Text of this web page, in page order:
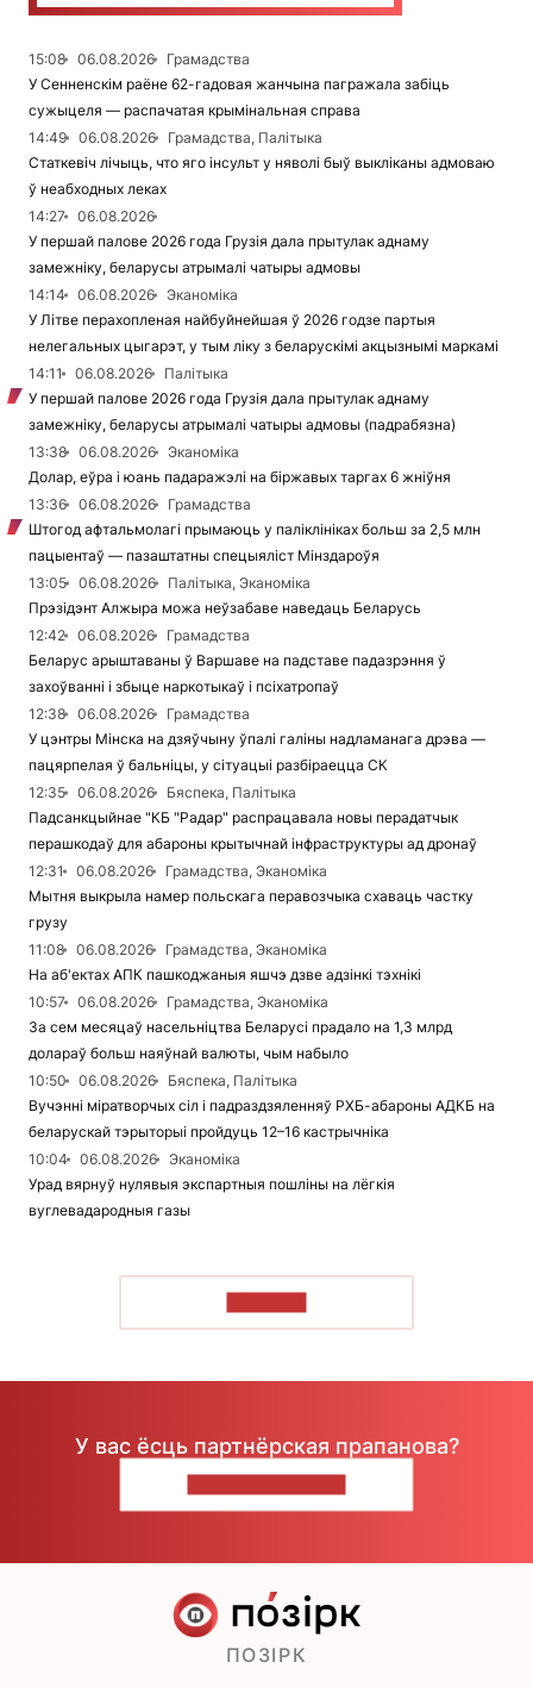
15:08 06.08.2026
Грамадства
У Сенненскім раёне 62-гадовая жанчына пагражала забіць
сужыцеля — распачатая крымінальная справа
14:49
06.08.2026
Грамадства, Палітыка
Статкевіч лічыць, что яго інсульт у няволі быў выкліканы адмоваю
ў неабходных леках
14:27
06.08.2026
У першай палове 2026 года Грузія дала прытулак аднаму
замежніку, беларусы атрымалі чатыры адмовы
14:14
06.08.2026
Эканоміка
У Літве перахопленая найбуйнейшая ў 2026 годзе партыя
нелегальных цыгарэт, у тым ліку з беларускімі акцызнымі маркамі
14:11
06.08.2026
Палітыка
У першай палове 2026 года Грузія дала прытулак аднаму
замежніку, беларусы атрымалі чатыры адмовы (падрабязна)
13:38
06.08.2026
Эканоміка
Долар, еўра і юань падаражэлі на біржавых таргах 6 жніўня
13:36
06.08.2026
Грамадства
Штогод афтальмолагі прымаюць у паліклініках больш за 2,5 млн
пацыентаў — пазаштатны спецыяліст Мінздароўя
13:05
06.08.2026
Палітыка, Эканоміка
Прэзідэнт Алжыра можа неўзабаве наведаць Беларусь
12:42
06.08.2026
Грамадства
Беларус арыштаваны ў Варшаве на падставе падазрэння ў
захоўванні і збыце наркотыкаў і псіхатропаў
12:38
06.08.2026
Грамадства
У цэнтры Мінска на дзяўчыну ўпалі галіны надламанага дрэва —
пацярпелая ў бальніцы, у сітуацыі разбіраецца СК
12:35
06.08.2026
Бяспека, Палітыка
Падсанкцыйнае "КБ "Радар" распрацавала новы перадатчык
перашкодаў для абароны крытычнай інфраструктуры ад дронаў
12:31
06.08.2026
Грамадства, Эканоміка
Мытня выкрыла намер польскага перавозчыка схаваць частку
грузу
11:08
06.08.2026
Грамадства, Эканоміка
На аб'ектах АПК пашкоджаныя яшчэ дзве адзінкі тэхнікі
10:57
06.08.2026
Грамадства, Эканоміка
За сем месяцаў насельніцтва Беларусі прадало на 1,3 млрд
долараў больш наяўнай валюты, чым набыло
10:50
06.08.2026
Бяспека, Палітыка
Вучэнні міратворчых сіл і падраздзяленняў РХБ-абароны АДКБ на
беларускай тэрыторыі пройдуць 12–16 кастрычніка
10:04
06.08.2026
Эканоміка
Урад вярнуў нулявыя экспартныя пошліны на лёгкія
вуглевадародныя газы
У вас ёсць партнёрская прапанова?
ПОЗІРК